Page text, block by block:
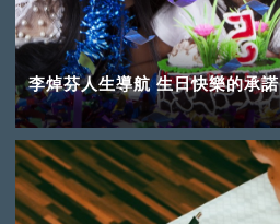
李焯芬人生導航 生日快樂的承諾